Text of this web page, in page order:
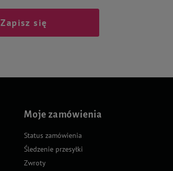
Zapisz się
Moje zamówienia
Status zamówienia
Śledzenie przesyłki
Zwroty